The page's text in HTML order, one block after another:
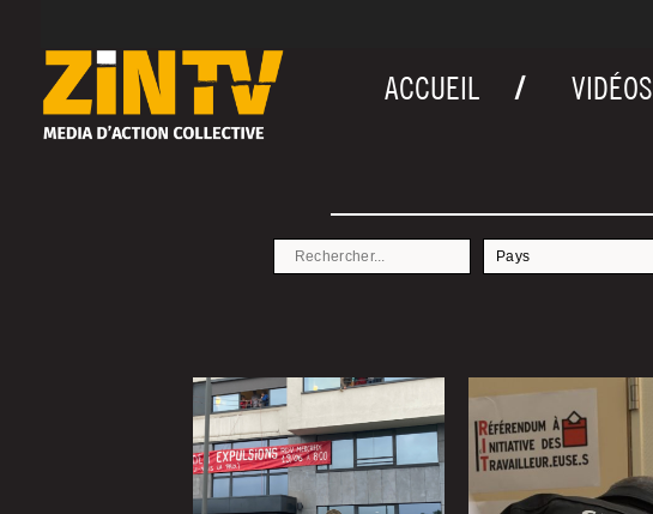
ACCUEIL VIDÉOS